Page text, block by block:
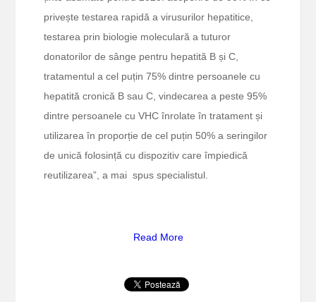
privește testarea rapidă a virusurilor hepatitice,
testarea prin biologie moleculară a tuturor
donatorilor de sânge pentru hepatită B și C,
tratamentul a cel puțin 75% dintre persoanele cu
hepatită cronică B sau C, vindecarea a peste 95%
dintre persoanele cu VHC înrolate în tratament și
utilizarea în proporție de cel puțin 50% a seringilor
de unică folosință cu dispozitiv care împiedică
reutilizarea”, a mai spus specialistul.
Read More